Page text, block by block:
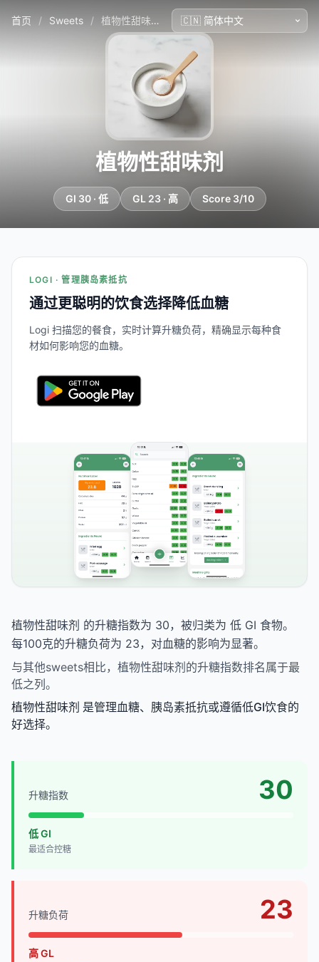
首页 / Sweets / 植物性甜味剂
植物性甜味剂
GI 30 · 低 GL 23 · 高 Score 3/10
LOGI · 管理胰岛素抵抗
通过更聪明的饮食选择降低血糖
Logi 扫描您的餐食，实时计算升糖负荷，精确显示每种食
材如何影响您的血糖。
植物性甜味剂 的升糖指数为 30，被归类为 低 GI 食物。
每100克的升糖负荷为 23，对血糖的影响为显著。
与其他sweets相比，植物性甜味剂的升糖指数排名属于最
低之列。
植物性甜味剂 是管理血糖、胰岛素抵抗或遵循低GI饮食的
好选择。
升糖指数 30
低 GI
最适合控糖
升糖负荷 23
高 GL